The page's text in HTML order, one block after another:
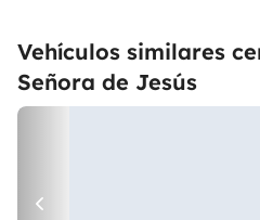
Vehículos similares
Señora de Jesús